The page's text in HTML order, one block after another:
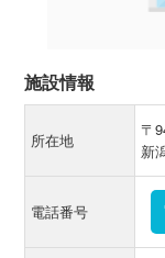
施設情報
所在地
〒
新
電話番号